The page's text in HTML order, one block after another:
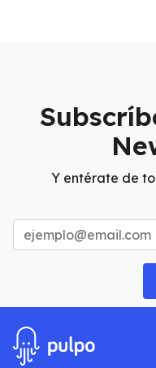
Y entérate de